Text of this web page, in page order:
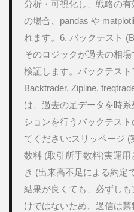
分析・可視化し、戦略の
の場合、pandas や
れます。6. バックテスト
そのロジックが過去の相
検証します。バックテス
Backtrader, Zipline,
は、過去の足データを時
ションを行うバックテス
てください:スリッページ
数料 (取引所手数料)実運用
き (出来高不足による約定
結果が良くても、必ずし
けではないため、過信は